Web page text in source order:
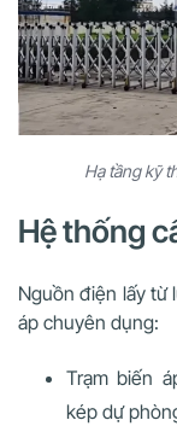
Hạ tầng kỹ
Hệ thống
Nguồn điện lấy từ
áp chuyên dụng:
Trạm biến
kép dự